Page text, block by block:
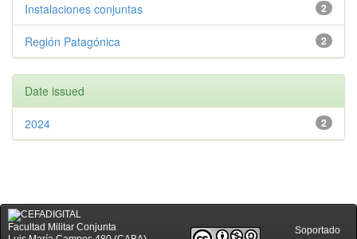
2
Instalaciones conjuntas
2
Región Patagónica
Date issued
2
2024
Facultad Militar Conjunta
Soportado